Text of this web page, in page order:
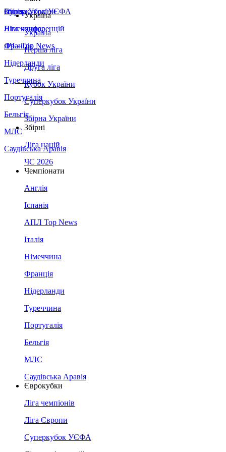
Збірна України
Італія
Німеччина
Франція
Нідерланди
Туреччина
Португалія
Бельгія
МЛС
Саудівська Аравія
Суперкубок УЄФА
Ліга конференцій
ЛЧ - Top News
Україна
Україна
Перша ліга
Друга ліга
Кубок України
Суперкубок України
Збірна України
Збірні
Ліга націй
ЧС 2026
Чемпіонати
Англія
Іспанія
АПЛ Top News
Італія
Німеччина
Франція
Нідерланди
Туреччина
Португалія
Бельгія
МЛС
Саудівська Аравія
Єврокубки
Ліга чемпіонів
Ліга Європи
Суперкубок УЄФА